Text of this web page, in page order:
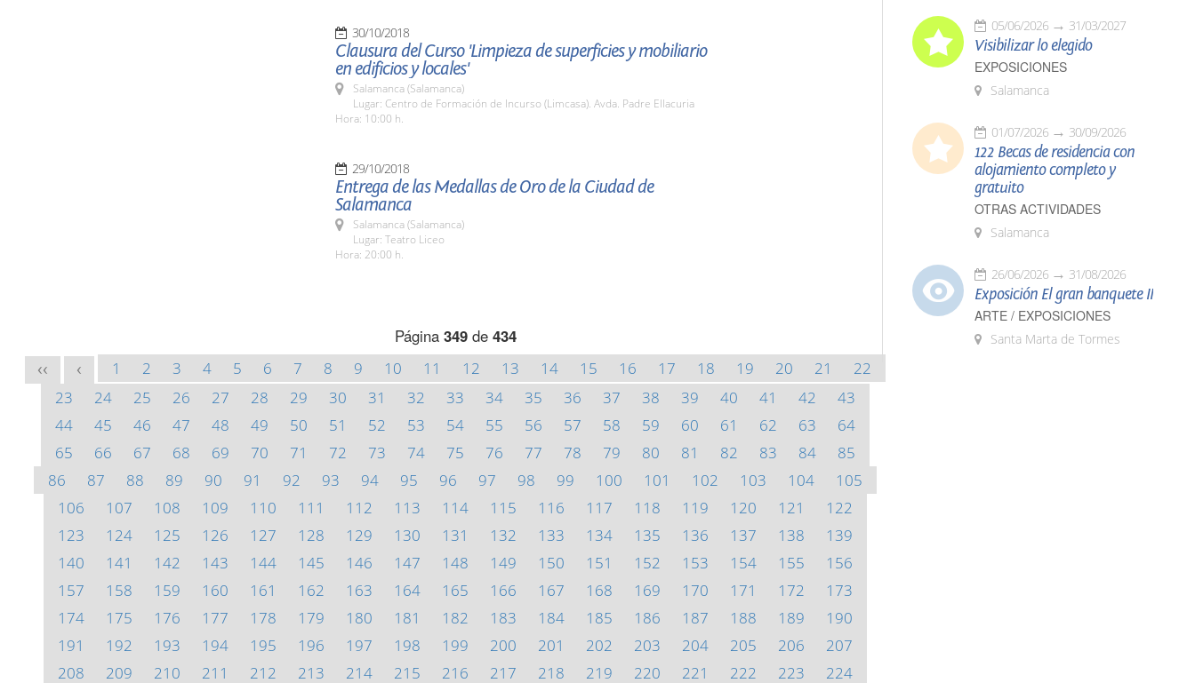
30/10/2018
Clausura del Curso 'Limpieza de superficies y mobiliario
en edificios y locales'
Salamanca (Salamanca)
Lugar: Centro de Formación de Incurso (Limcasa). Avda. Padre Ellacuria
Hora: 10:00 h.
29/10/2018
Entrega de las Medallas de Oro de la Ciudad de
Salamanca
Salamanca (Salamanca)
Lugar: Teatro Liceo
Hora: 20:00 h.
Página 349de 434
<< < 1 2 3 4 5 6 7 8 9 10 11 12 13 14 15 16 17 18 19 20 21
22
23
24 25 26 27 28 29 30 31 32 33 34 35 36 37 38 39 40 41 42
43
44
45 46 47 48 49 50 51 52 53 54 55 56 57 58 59 60 61 62 63
64
65
66 67 68 69 70 71 72 73 74 75 76 77 78 79 80 81 82 83 84
85
86
87 88 89 90 91 92 93 94 95 96 97 98 99 100 101 102 103 104
105
106
107 108 109 110 111 112 113 114 115 116 117 118 119 120 121
122
123
124 125 126 127 128 129 130 131 132 133 134 135 136 137 138
139
140
141 142 143 144 145 146 147 148 149 150 151 152 153 154 155
156
157
158 159 160 161 162 163 164 165 166 167 168 169 170 171 172
173
174
175 176 177 178 179 180 181 182 183 184 185 186 187 188 189
190
191
192 193 194 195 196 197 198 199 200 201 202 203 204 205 206
207
208
209 210 211 212 213 214 215 216 217 218 219 220 221 222 223 224
05/06/2026 31/03/2027
Visibilizar lo elegido
EXPOSICIONES
Salamanca
01/07/2026 30/09/2026
122 Becas de residencia con
alojamiento completo y
gratuito
OTRAS ACTIVIDADES
Salamanca
26/06/2026 31/08/2026
Exposición El gran banquete II
ARTE / EXPOSICIONES
Santa Marta de Tormes